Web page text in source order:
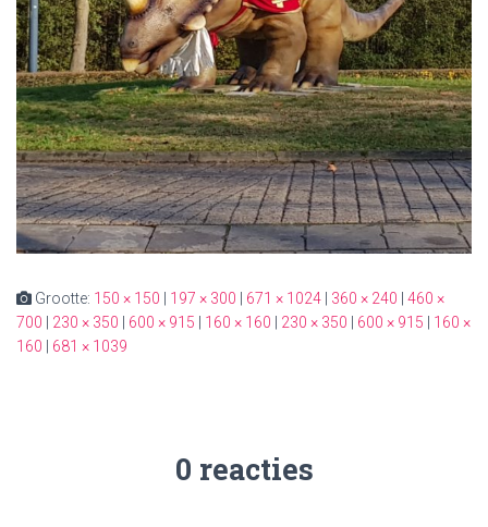
Grootte: 150 × 150 197 × 300 671 × 1024 360 × 240
460 ×
700
230 × 350 600 × 915 160 × 160 230 × 350 600 × 915
160 ×
160
681 × 1039
0 reacties